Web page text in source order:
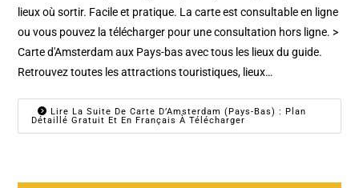
lieux où sortir. Facile et pratique. La carte est consultable en ligne
ou vous pouvez la télécharger pour une consultation hors ligne. >
Carte d'Amsterdam aux Pays-bas avec tous les lieux du guide.
Retrouvez toutes les attractions touristiques, lieux…
Lire La Suite De Carte D’Amsterdam (Pays-Bas) : Plan
Détaillé Gratuit Et En Français À Télécharger